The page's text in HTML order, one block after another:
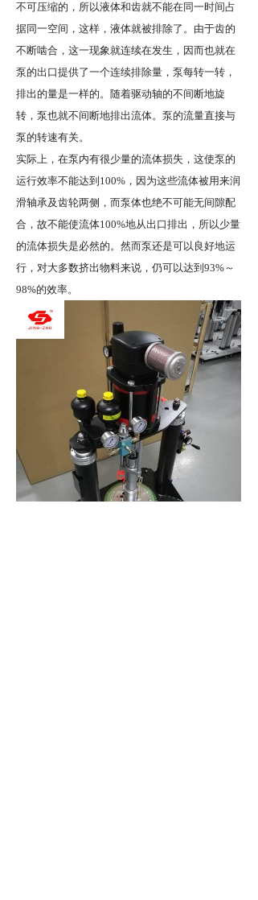
不可压缩的，所以液体和齿就不能在同一时间占
据同一空间，这样，液体就被排除了。由于齿的
不断啮合，这一现象就连续在发生，因而也就在
泵的出口提供了一个连续排除量，泵每转一转，
排出的量是一样的。随着驱动轴的不间断地旋
转，泵也就不间断地排出流体。泵的流量直接与
泵的转速有关。
实际上，在泵内有很少量的流体损失，这使泵的
运行效率不能达到 100%，因为这些流体被用来润
滑轴承及齿轮两侧，而泵体也绝不可能无间隙配
合，故不能使流体100%地从出口排出，所以少量
的流体损失是必然的。然而泵还是可以良好地运
行，对大多数挤出物料来说，仍可以达到93%～
98%的效率。